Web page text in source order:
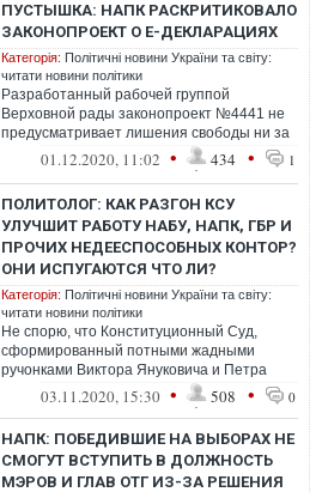
ПУСТЫШКА: НАПК РАСКРИТИКОВАЛО
ЗАКОНОПРОЕКТ О Е-ДЕКЛАРАЦИЯХ
Категорія: Політичні новини України та світу:
читати новини політики
Разработанный рабочей группой
Верховной рады законопроект №4441 не
предусматривает лишения свободы ни за
умышленное декларирование
недостоверной инфор...
01.12.2020, 11:02 • 434 • 1
ПОЛИТОЛОГ: КАК РАЗГОН КСУ
УЛУЧШИТ РАБОТУ НАБУ, НАПК, ГБР И
ПРОЧИХ НЕДЕЕСПОСОБНЫХ КОНТОР?
ОНИ ИСПУГАЮТСЯ ЧТО ЛИ?
Категорія: Політичні новини України та світу:
читати новини політики
Не спорю, что Конституционный Суд,
сформированный потными жадными
ручонками Виктора Януковича и Петра
Порошенко, не имеет права на
существование в цив...
03.11.2020, 15:30 • 508 • 0
НАПК: ПОБЕДИВШИЕ НА ВЫБОРАХ НЕ
СМОГУТ ВСТУПИТЬ В ДОЛЖНОСТЬ
МЭРОВ И ГЛАВ ОТГ ИЗ-ЗА РЕШЕНИЯ